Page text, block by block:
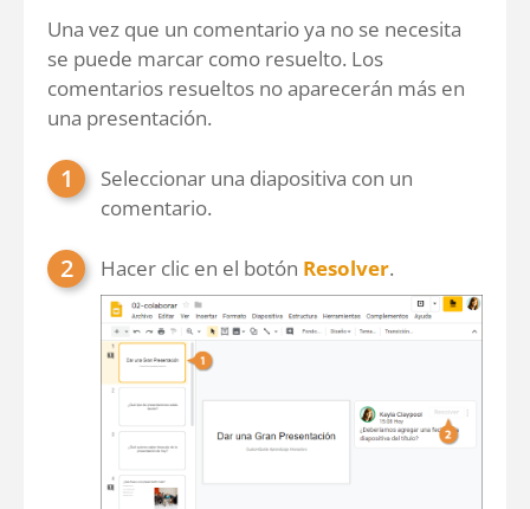
Una vez que un comentario ya no se necesita
se puede marcar como resuelto. Los
comentarios resueltos no aparecerán más en
una presentación.
Seleccionar una diapositiva con un
comentario.
Hacer clic en el botón Resolver.